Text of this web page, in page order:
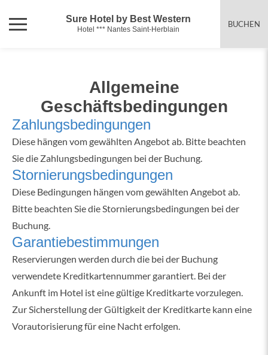
Sure Hotel by Best Western
Hotel *** Nantes Saint-Herblain
BUCHEN
Allgemeine
Geschäftsbedingungen
Zahlungsbedingungen
Diese hängen vom gewählten Angebot ab. Bitte beachten
Sie die Zahlungsbedingungen bei der Buchung.
Stornierungsbedingungen
Diese Bedingungen hängen vom gewählten Angebot ab.
Bitte beachten Sie die Stornierungsbedingungen bei der
Buchung.
Garantiebestimmungen
Reservierungen werden durch die bei der Buchung
verwendete Kreditkartennummer garantiert. Bei der
Ankunft im Hotel ist eine gültige Kreditkarte vorzulegen.
Zur Sicherstellung der Gültigkeit der Kreditkarte kann eine
Vorautorisierung für eine Nacht erfolgen.